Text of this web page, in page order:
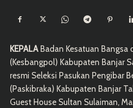
KEPALABadan Kesatuan Bangsa
(Kesbangpol) Kabupaten Banjar
resmi Seleksi Pasukan Pengibar
(Paskibraka) Kabupaten Banjar
Guest House Sultan Sulaiman,